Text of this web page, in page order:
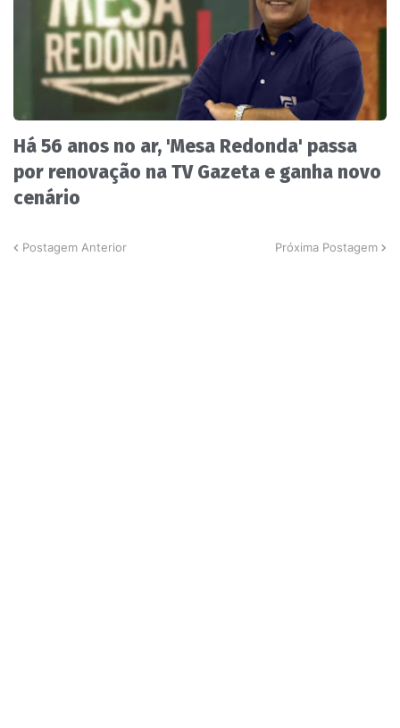
Há 56 anos no ar, 'Mesa Redonda' passa
por renovação na TV Gazeta e ganha novo
cenário
Postagem Anterior Próxima Postagem